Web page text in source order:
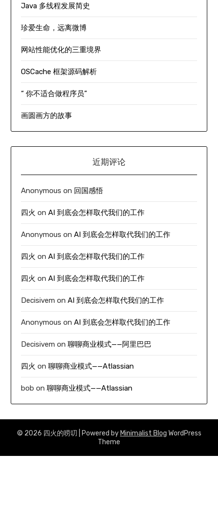
Java 多线程发展简史
珍爱生命，远离微博
网站性能优化的三重境界
OSCache 框架源码解析
“ 你不适合做程序员”
画圆画方的故事
近期评论
Anonymous on 回国感悟
四火 onAI 到底会怎样取代我们的工作
Anonymous onAI 到底会怎样取代我们的工作
四火 onAI 到底会怎样取代我们的工作
四火 onAI 到底会怎样取代我们的工作
Decisivem onAI 到底会怎样取代我们的工作
Anonymous onAI 到底会怎样取代我们的工作
Decisivem on聊聊商业模式——阿里巴巴
四火 on聊聊商业模式——Atlassian
bob on聊聊商业模式——Atlassian
© 2026 四火的唠叨 | Powered by Minimalist Blog WordPress
Theme